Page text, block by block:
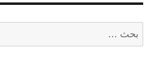
البحث
عن: